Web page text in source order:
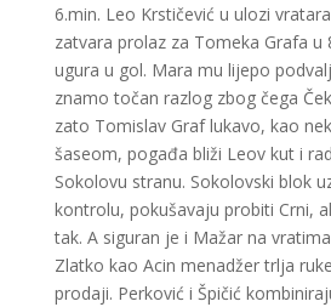
6.min. Leo Krstičević u ulozi
zatvara prolaz za Tomeka Grafa u
ugura u gol. Mara mu lijepo
znamo točan razlog zbog čega
zato Tomislav Graf lukavo, kao
šaseom, pogađa bliži Leov kut i
Sokolovu stranu. Sokolovski blok
kontrolu, pokušavaju probiti Crni,
tak. A siguran je i Mažar na
Zlatko kao Acin menadžer trlja
prodaji. Perković i Špičić